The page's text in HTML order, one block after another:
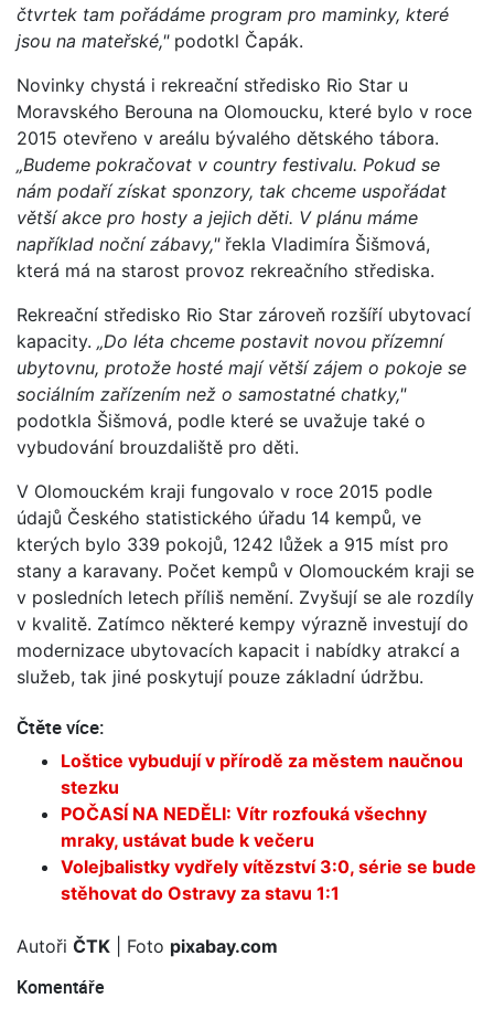
čtvrtek tam pořádáme program pro maminky, které
jsou na mateřské," podotkl Čapák.
Novinky chystá i rekreační středisko Rio Star u
Moravského Berouna na Olomoucku, které bylo v roce
2015 otevřeno v areálu bývalého dětského tábora.
„Budeme pokračovat v country festivalu. Pokud se
nám podaří získat sponzory, tak chceme uspořádat
větší akce pro hosty a jejich děti. V plánu máme
například noční zábavy," řekla Vladimíra Šišmová,
která má na starost provoz rekreačního střediska.
Rekreační středisko Rio Star zároveň rozšíří ubytovací
kapacity. „Do léta chceme postavit novou přízemní
ubytovnu, protože hosté mají větší zájem o pokoje se
sociálním zařízením než o samostatné chatky,"
podotkla Šišmová, podle které se uvažuje také o
vybudování brouzdaliště pro děti.
V Olomouckém kraji fungovalo v roce 2015 podle
údajů Českého statistického úřadu 14 kempů, ve
kterých bylo 339 pokojů, 1242 lůžek a 915 míst pro
stany a karavany. Počet kempů v Olomouckém kraji se
v posledních letech příliš nemění. Zvyšují se ale rozdíly
v kvalitě. Zatímco některé kempy výrazně investují do
modernizace ubytovacích kapacit i nabídky atrakcí a
služeb, tak jiné poskytují pouze základní údržbu.
Čtěte více:
Loštice vybudují v přírodě za městem naučnou
stezku
POČASÍ NA NEDĚLI: Vítr rozfouká všechny
mraky, ustávat bude k večeru
Volejbalistky vydřely vítězství 3:0, série se bude
stěhovat do Ostravy za stavu 1:1
Autoři ČTK | Foto pixabay.com
Komentáře